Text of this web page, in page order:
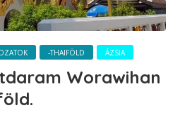
-THAIFÖLD ÁZSIA
Worawihan